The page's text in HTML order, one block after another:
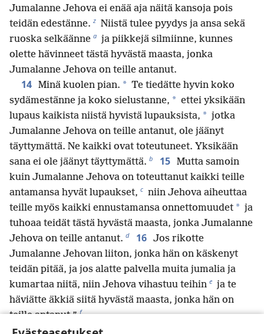
Jumalanne Jehova ei enää aja näitä kansoja pois
teidän edestänne. z Niistä tulee pyydys ja ansa sekä
ruoska selkäänne a ja piikkejä silmiinne, kunnes
olette hävinneet tästä hyvästä maasta, jonka
Jumalanne Jehova on teille antanut.
14 Minä kuolen pian. * Te tiedätte hyvin koko
sydämestänne ja koko sielustanne, * ettei yksikään
lupaus kaikista niistä hyvistä lupauksista, * jotka
Jumalanne Jehova on teille antanut, ole jäänyt
täyttymättä. Ne kaikki ovat toteutuneet. Yksikään
sana ei ole jäänyt täyttymättä. b 15 Mutta samoin
kuin Jumalanne Jehova on toteuttanut kaikki teille
antamansa hyvät lupaukset, c niin Jehova aiheuttaa
teille myös kaikki ennustamansa onnettomuudet * ja
tuhoaa teidät tästä hyvästä maasta, jonka Jumalanne
Jehova on teille antanut. d 16 Jos rikotte
Jumalanne Jehovan liiton, jonka hän on käskenyt
teidän pitää, ja jos alatte palvella muita jumalia ja
kumartaa niitä, niin Jehova vihastuu teihin e ja te
häviätte äkkiä siitä hyvästä maasta, jonka hän on
teille antanut.” f